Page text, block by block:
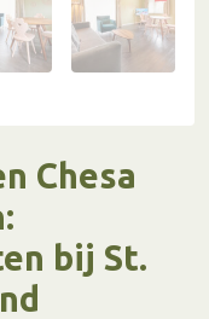
Chesa
bij St.